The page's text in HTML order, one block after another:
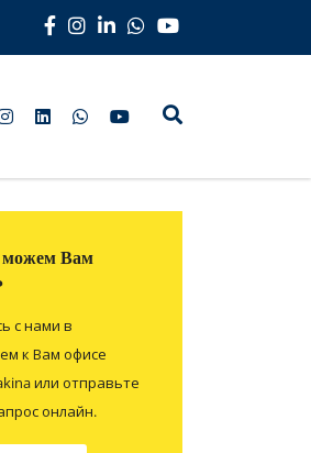
Вам
с нами в
к Вам офисе
или отправьте
онлайн.